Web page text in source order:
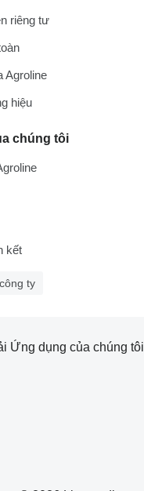
riêng tư
Agroline
hiệu
chúng tôi
kết
ty
Ứng dụng của chúng tôi